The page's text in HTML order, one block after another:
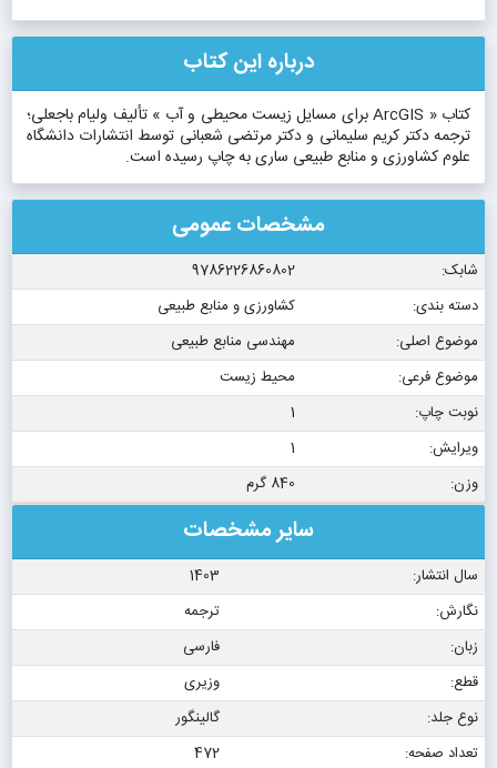
درباره این کتاب
کتاب « ArcGIS برای مسایل زیست محیطی و آب » تألیف ولیام باجعلی؛
ترجمه دکتر کریم سلیمانی و دکتر مرتضی شعبانی توسط انتشارات دانشگاه
علوم کشاورزی و منابع طبیعی ساری به چاپ رسیده است.
مشخصات عمومی
شابک:
9786226860802
دسته بندی:
کشاورزی و منابع طبیعی
موضوع اصلی:
مهندسی منابع طبیعی
موضوع فرعی:
محیط زیست
نوبت چاپ:
1
ویرایش:
1
وزن:
840 گرم
سایر مشخصات
سال انتشار:
1403
نگارش:
ترجمه
زبان:
فارسی
قطع:
وزیری
نوع جلد:
گالینگور
تعداد صفحه:
472